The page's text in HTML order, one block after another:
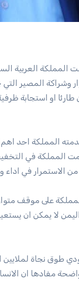
العربية
وشراكة المصير
او استجابة
المملكة احد اهم
المملكة في
الاستمرار في اداء
على موقف
لا يمكن ان
طوق نجاة
مفادها ان